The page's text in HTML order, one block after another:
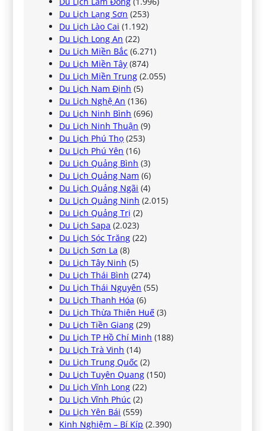
Du Lịch Lạng Sơn (253)
Du Lịch Lào Cai (1.192)
Du Lịch Long An (22)
Du Lịch Miền Bắc (6.271)
Du Lịch Miền Tây (874)
Du Lịch Miền Trung (2.055)
Du Lịch Nam Định (5)
Du Lịch Nghệ An (136)
Du Lịch Ninh Bình (696)
Du Lịch Ninh Thuận (9)
Du Lịch Phú Thọ (253)
Du Lịch Phú Yên (16)
Du Lịch Quảng Bình (3)
Du Lịch Quảng Nam (6)
Du Lịch Quảng Ngãi (4)
Du Lịch Quảng Ninh (2.015)
Du Lịch Quảng Trị (2)
Du Lịch Sapa (2.023)
Du Lịch Sóc Trăng (22)
Du Lịch Sơn La (8)
Du Lịch Tây Ninh (5)
Du Lịch Thái Bình (274)
Du Lịch Thái Nguyên (55)
Du Lịch Thanh Hóa (6)
Du Lịch Thừa Thiên Huế (3)
Du Lịch Tiền Giang (29)
Du Lịch TP Hồ Chí Minh (188)
Du Lịch Trà Vinh (14)
Du Lịch Trung Quốc (2)
Du Lịch Tuyên Quang (150)
Du Lịch Vĩnh Long (22)
Du Lịch Vĩnh Phúc (2)
Du Lịch Yên Bái (559)
Kinh Nghiệm – Bí Kíp (2.390)